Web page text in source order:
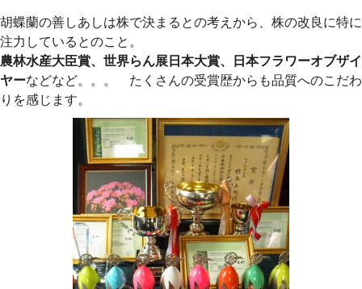
胡蝶蘭の善しあしは株で決まるとの考えから、株の改良に特に
注力しているとのこと。
農林水産大臣賞、世界らん展日本大賞、日本フラワーオブザイ
ヤーなどなど。。。 たくさんの受賞歴からも品質へのこだわ
りを感じます。